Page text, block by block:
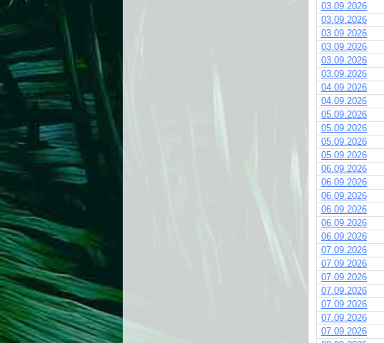
03.09.2026
03.09.2026
03.09.2026
03.09.2026
03.09.2026
03.09.2026
04.09.2026
04.09.2026
05.09.2026
05.09.2026
05.09.2026
05.09.2026
06.09.2026
06.09.2026
06.09.2026
06.09.2026
06.09.2026
06.09.2026
07.09.2026
07.09.2026
07.09.2026
07.09.2026
07.09.2026
07.09.2026
07.09.2026